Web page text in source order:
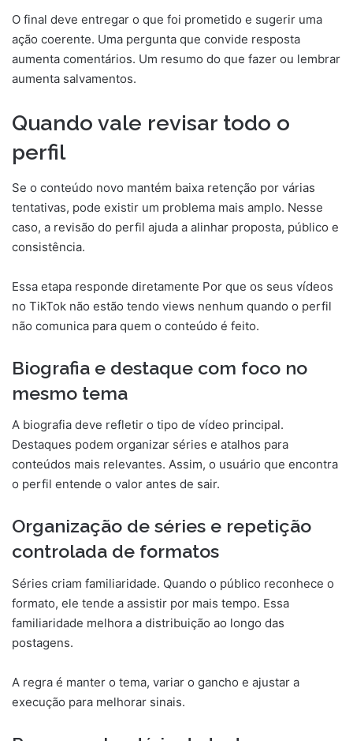
O final deve entregar o que foi prometido e sugerir uma
ação coerente. Uma pergunta que convide resposta
aumenta comentários. Um resumo do que fazer ou lembrar
aumenta salvamentos.
Quando vale revisar todo o
perfil
Se o conteúdo novo mantém baixa retenção por várias
tentativas, pode existir um problema mais amplo. Nesse
caso, a revisão do perfil ajuda a alinhar proposta, público e
consistência.
Essa etapa responde diretamente Por que os seus vídeos
no TikTok não estão tendo views nenhum quando o perfil
não comunica para quem o conteúdo é feito.
Biografia e destaque com foco no
mesmo tema
A biografia deve refletir o tipo de vídeo principal.
Destaques podem organizar séries e atalhos para
conteúdos mais relevantes. Assim, o usuário que encontra
o perfil entende o valor antes de sair.
Organização de séries e repetição
controlada de formatos
Séries criam familiaridade. Quando o público reconhece o
formato, ele tende a assistir por mais tempo. Essa
familiaridade melhora a distribuição ao longo das
postagens.
A regra é manter o tema, variar o gancho e ajustar a
execução para melhorar sinais.